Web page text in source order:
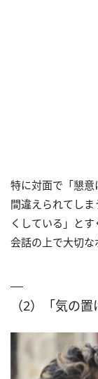
特に対面で「懇
間違えられてし
くしている」と
会話の上で大切な
（2）「気の置